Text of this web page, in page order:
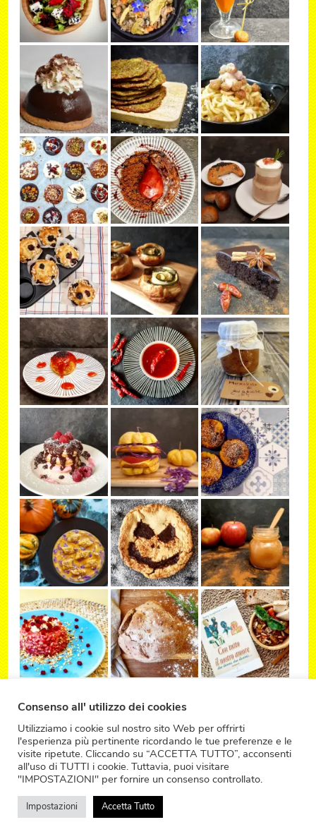
Consenso all' utilizzo dei cookies
Utilizziamo i cookie sul nostro sito Web per offrirti
l'esperienza più pertinente ricordando le tue preferenze e le
visite ripetute. Cliccando su “ACCETTA TUTTO”, acconsenti
all'uso di TUTTI i cookie. Tuttavia, puoi visitare
"IMPOSTAZIONI" per fornire un consenso controllato.
Impostazioni Accetta Tutto